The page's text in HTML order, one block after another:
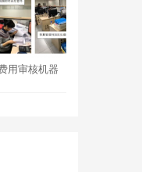
用审核机器